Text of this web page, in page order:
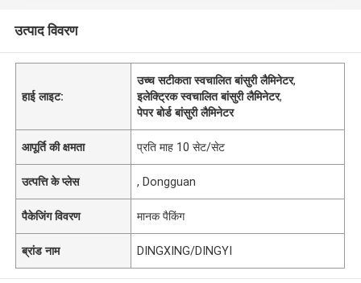
उत्पाद विवरण
हाई लाइट:
उच्च सटीकता स्वचालित बांसुरी लैमिनेटर,
इलेक्ट्रिक स्वचालित बांसुरी लैमिनेटर,
पेपर बोर्ड बांसुरी लैमिनेटर
आपूर्ति की क्षमता प्रति माह 10 सेट/सेट
उत्पत्ति के प्लेस , Dongguan
पैकेजिंग विवरण मानक पैकिंग
ब्रांड नाम DINGXING/DINGYI